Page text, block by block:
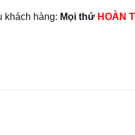
khách hàng: Mọi thứ HOÀN